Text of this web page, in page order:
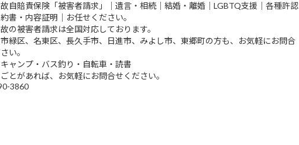
自賠責保険「被害者請求」｜遺言・相続｜結婚・離婚｜LGBTQ支援｜各種許認
書・内容証明｜お任せください。
の被害者請求は全国対応しております。
緑区、名東区、長久手市、日進市、みよし市、東郷町の方も、お気軽にお問合
い。
ャンプ・バス釣り・自転車・読書
とがあれば、お気軽にお問合せください。
3860